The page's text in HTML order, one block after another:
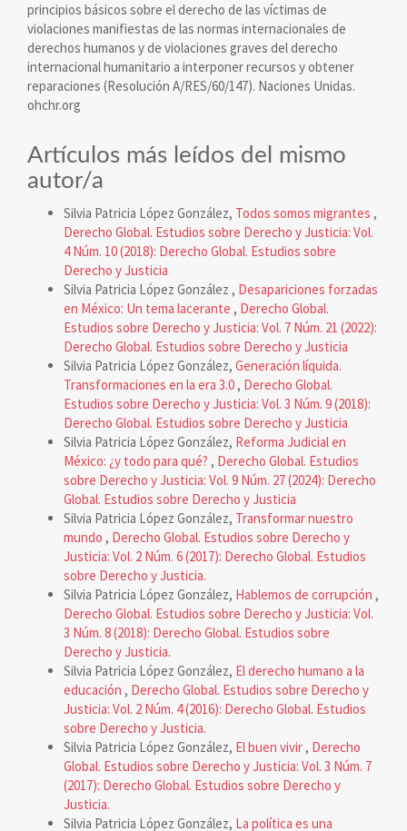
principios básicos sobre el derecho de las víctimas de
violaciones manifiestas de las normas internacionales de
derechos humanos y de violaciones graves del derecho
internacional humanitario a interponer recursos y obtener
reparaciones (Resolución A/RES/60/147). Naciones Unidas.
ohchr.org
Artículos más leídos del mismo
autor/a
Silvia Patricia López González, Todos somos migrantes ,
Derecho Global. Estudios sobre Derecho y Justicia: Vol.
4 Núm. 10 (2018): Derecho Global. Estudios sobre
Derecho y Justicia
Silvia Patricia López González , Desapariciones forzadas
en México: Un tema lacerante , Derecho Global.
Estudios sobre Derecho y Justicia: Vol. 7 Núm. 21 (2022):
Derecho Global. Estudios sobre Derecho y Justicia
Silvia Patricia López González, Generación líquida.
Transformaciones en la era 3.0 , Derecho Global.
Estudios sobre Derecho y Justicia: Vol. 3 Núm. 9 (2018):
Derecho Global. Estudios sobre Derecho y Justicia
Silvia Patricia López González, Reforma Judicial en
México: ¿y todo para qué? , Derecho Global. Estudios
sobre Derecho y Justicia: Vol. 9 Núm. 27 (2024): Derecho
Global. Estudios sobre Derecho y Justicia
Silvia Patricia López González, Transformar nuestro
mundo , Derecho Global. Estudios sobre Derecho y
Justicia: Vol. 2 Núm. 6 (2017): Derecho Global. Estudios
sobre Derecho y Justicia.
Silvia Patricia López González, Hablemos de corrupción ,
Derecho Global. Estudios sobre Derecho y Justicia: Vol.
3 Núm. 8 (2018): Derecho Global. Estudios sobre
Derecho y Justicia.
Silvia Patricia López González, El derecho humano a la
educación , Derecho Global. Estudios sobre Derecho y
Justicia: Vol. 2 Núm. 4 (2016): Derecho Global. Estudios
sobre Derecho y Justicia.
Silvia Patricia López González, El buen vivir , Derecho
Global. Estudios sobre Derecho y Justicia: Vol. 3 Núm. 7
(2017): Derecho Global. Estudios sobre Derecho y
Justicia.
Silvia Patricia López González, La política es una